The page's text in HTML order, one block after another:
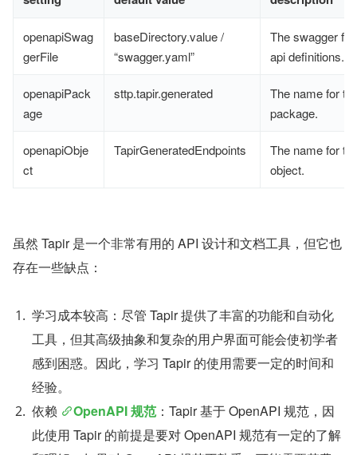
openapiSwag
gerFile
baseDirectory.value /
“swagger.yaml”
The swagger
api definitions.
openapiPack
age
sttp.tapir.generated
The name for
package.
openapiObje
ct
TapirGeneratedEndpoints
The name for
object.
虽然 Tapir 是一个非常有用的 API 设计和文档工具，但它也
存在一些缺点：
学习成本较高：尽管 Tapir 提供了丰富的功能和自动化
工具，但其高级抽象和复杂的用户界面可能会使初学者
感到困惑。因此，学习 Tapir 的使用需要一定的时间和
经验。
依赖
OpenAPI 规范：Tapir 基于 OpenAPI 规范，因
此使用 Tapir 的前提是要对 OpenAPI 规范有一定的了解